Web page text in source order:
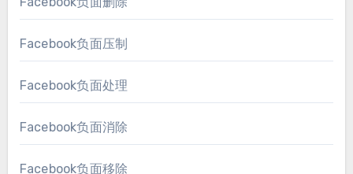
Facebook负面压制
Facebook负面处理
Facebook负面消除
Facebook负面移除